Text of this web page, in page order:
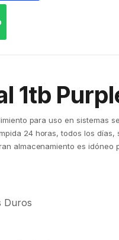
1tb
para uso en sistemas
24 horas, todos los días,
almacenamiento es idóneo
Duros